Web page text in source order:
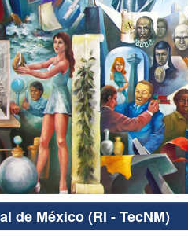
de México (RI - TecNM)